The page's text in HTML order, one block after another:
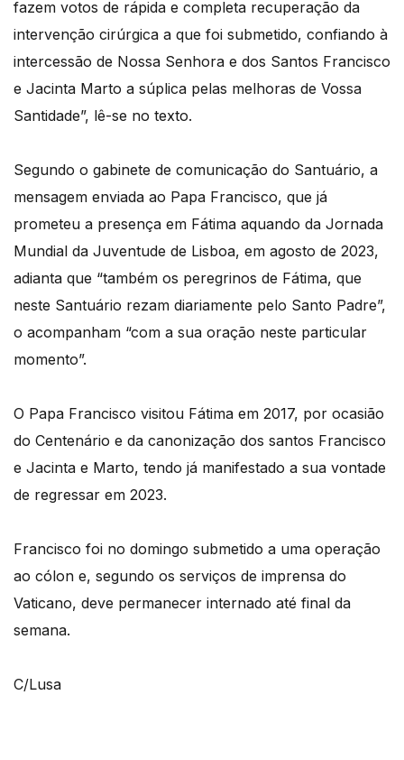
fazem votos de rápida e completa recuperação da
intervenção cirúrgica a que foi submetido, confiando à
intercessão de Nossa Senhora e dos Santos Francisco
e Jacinta Marto a súplica pelas melhoras de Vossa
Santidade”, lê-se no texto.
Segundo o gabinete de comunicação do Santuário, a
mensagem enviada ao Papa Francisco, que já
prometeu a presença em Fátima aquando da Jornada
Mundial da Juventude de Lisboa, em agosto de 2023,
adianta que “também os peregrinos de Fátima, que
neste Santuário rezam diariamente pelo Santo Padre”,
o acompanham “com a sua oração neste particular
momento”.
O Papa Francisco visitou Fátima em 2017, por ocasião
do Centenário e da canonização dos santos Francisco
e Jacinta e Marto, tendo já manifestado a sua vontade
de regressar em 2023.
Francisco foi no domingo submetido a uma operação
ao cólon e, segundo os serviços de imprensa do
Vaticano, deve permanecer internado até final da
semana.
C/Lusa